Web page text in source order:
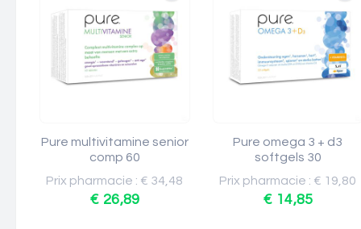
Pure multivitamine senior
comp 60
Prix pharmacie : € 34,48
€ 26,89
Pure omega 3 + d3
softgels 30
Prix pharmacie : € 19,80
€ 14,85